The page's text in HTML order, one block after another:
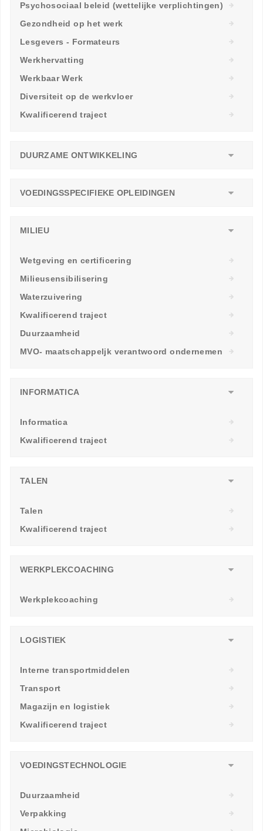
Psychosociaal beleid (wettelijke verplichtingen)
Gezondheid op het werk
Lesgevers - Formateurs
Werkhervatting
Werkbaar Werk
Diversiteit op de werkvloer
Kwalificerend traject
DUURZAME ONTWIKKELING
VOEDINGSSPECIFIEKE OPLEIDINGEN
MILIEU
Wetgeving en certificering
Milieusensibilisering
Waterzuivering
Kwalificerend traject
Duurzaamheid
MVO- maatschappeljk verantwoord ondernemen
INFORMATICA
Informatica
Kwalificerend traject
TALEN
Talen
Kwalificerend traject
WERKPLEKCOACHING
Werkplekcoaching
LOGISTIEK
Interne transportmiddelen
Transport
Magazijn en logistiek
Kwalificerend traject
VOEDINGSTECHNOLOGIE
Duurzaamheid
Verpakking